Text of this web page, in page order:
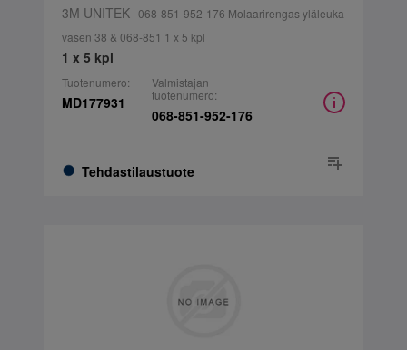
3M UNITEK| 068-851-952-176 Molaarirengas yläleuka
vasen 38 & 068-851 1 x 5 kpl
1 x 5 kpl
Tuotenumero:
MD177931
Tehdastilaustuote
Valmistajan
tuotenumero:
068-851-952-176